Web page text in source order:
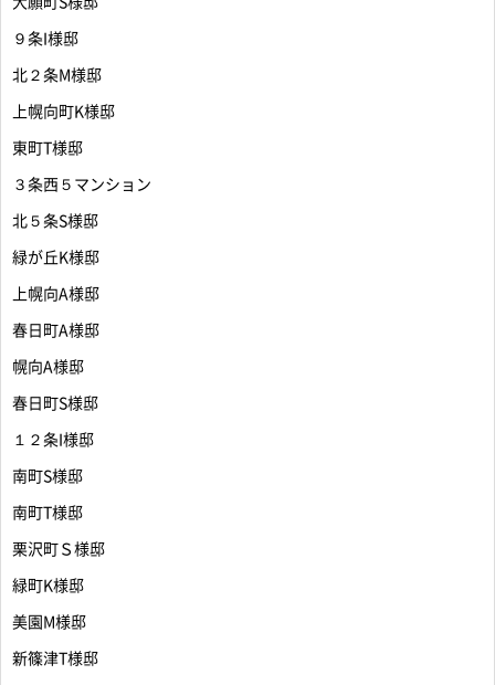
９条I様邸
北２条M様邸
上幌向町K様邸
東町T様邸
３条西５マンション
北５条S様邸
緑が丘K様邸
上幌向A様邸
春日町A様邸
幌向A様邸
春日町S様邸
１２条I様邸
南町S様邸
南町T様邸
栗沢町Ｓ様邸
緑町K様邸
美園M様邸
新篠津T様邸